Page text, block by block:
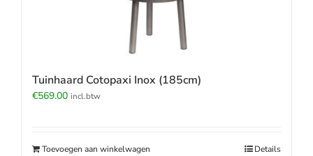
Tuinhaard Cotopaxi Inox (185cm)
€569.00 incl.btw
Toevoegen aan winkelwagen Details